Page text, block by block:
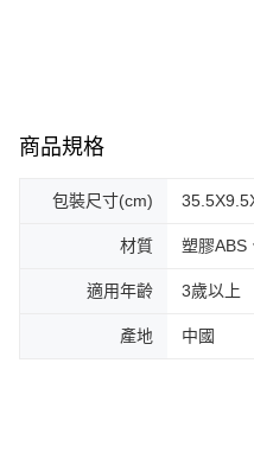
商品規格
包裝尺寸(cm)
材質 塑膠ABS
適用年齡 3歲以上
產地 中國